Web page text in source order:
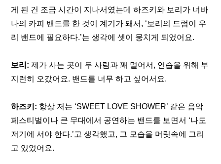
게 된 건 조금 시간이 지나서였는데 하즈키와 보리가 너바
나의 카피 밴드를 한 것이 계기가 돼서, ‘보리의 드럼이 우
리 밴드에 필요하다.’는 생각에 셋이 뭉치게 되었어요.
보리: 제가 사는 곳이 두 사람과 꽤 멀어서, 연습을 위해 부
지런히 오갔어요. 밴드를 너무 하고 싶어서요.
하즈키: 항상 저는 ‘SWEET LOVE SHOWER’ 같은 음악
페스티벌이나 큰 무대에서 공연하는 밴드를 보면서 ‘나도
저기에 서야 한다.’고 생각했고, 그 모습을 머릿속에 그리
고 있었어요.